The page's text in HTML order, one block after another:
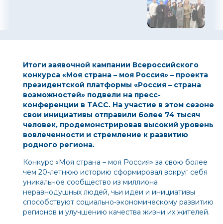
Итоги заявочной кампании Всероссийского
конкурса «Моя страна – моя Россия» – проекта
президентской платформы «Россия – страна
возможностей» подвели на пресс-
конференции в ТАСС. На участие в этом сезоне
свои инициативы отправили более 74 тысяч
человек, продемонстрировав высокий уровень
вовлеченности и стремление к развитию
родного региона.
Конкурс «Моя страна – моя Россия» за свою более
чем 20-летнюю историю сформировал вокруг себя
уникальное сообщество из миллиона
неравнодушных людей, чьи идеи и инициативы
способствуют социально-экономическому развитию
регионов и улучшению качества жизни их жителей.